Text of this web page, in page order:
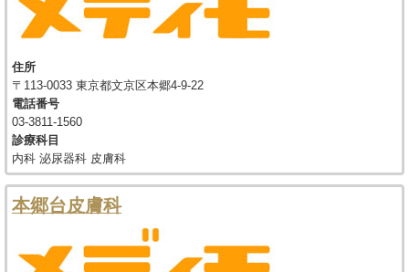
住所
〒113-0033 東京都文京区本郷4-9-22
電話番号
03-3811-1560
診療科目
内科 泌尿器科 皮膚科
本郷台皮膚科